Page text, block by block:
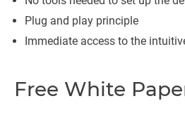
Plug and play principle
Immediate access to the
Free White